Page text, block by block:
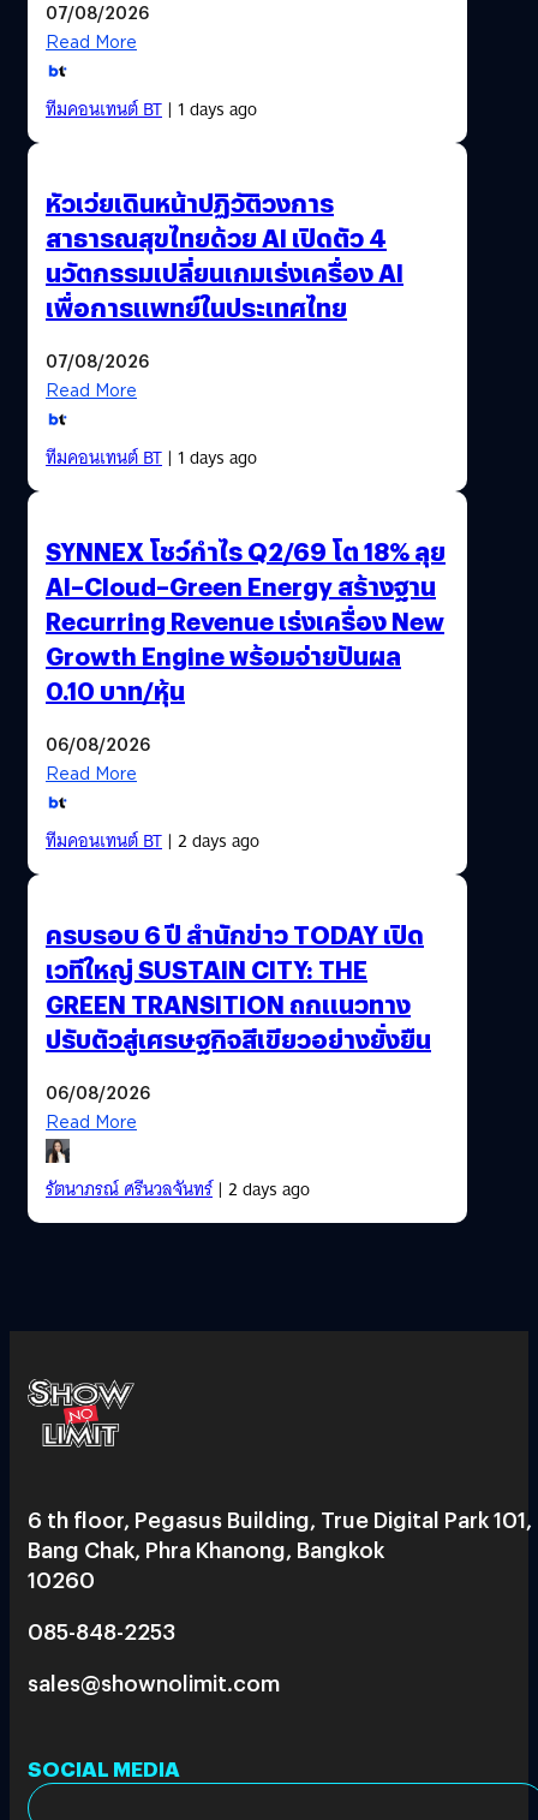
07/08/2026
Read More
ทีมคอนเทนต์ BT| 1 days ago
หัวเว่ยเดินหน้าปฏิวัติวงการ
สาธารณสุขไทยด้วย AI เปิดตัว 4
นวัตกรรมเปลี่ยนเกมเร่งเครื่อง AI
เพื่อการแพทย์ในประเทศไทย
07/08/2026
Read More
ทีมคอนเทนต์ BT| 1 days ago
SYNNEX โชว์กำไร Q2/69 โต 18% ลุย
AI–Cloud–Green Energy สร้างฐาน
Recurring Revenue เร่งเครื่อง New
Growth Engine พร้อมจ่ายปันผล
0.10 บาท/หุ้น
06/08/2026
Read More
ทีมคอนเทนต์ BT| 2 days ago
ครบรอบ 6 ปี สำนักข่าว TODAY เปิด
เวทีใหญ่ SUSTAIN CITY: THE
GREEN TRANSITION ถกแนวทาง
ปรับตัวสู่เศรษฐกิจสีเขียวอย่างยั่งยืน
06/08/2026
Read More
รัตนาภรณ์ ศรีนวลจันทร์| 2 days ago
6 th floor, Pegasus Building, True Digital Park 101,
Bang Chak, Phra Khanong, Bangkok
10260
085-848-2253
sales@shownolimit.com
SOCIAL MEDIA